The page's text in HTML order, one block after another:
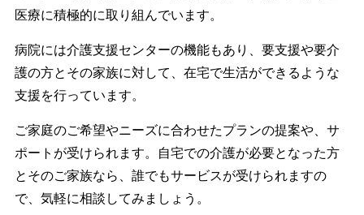
医療に積極的に取り組んでいます。
病院には介護支援センターの機能もあり、要支援や要介
護の方とその家族に対して、在宅で生活ができるような
支援を行っています。
ご家庭のご希望やニーズに合わせたプランの提案や、サ
ポートが受けられます。自宅での介護が必要となった方
とそのご家族なら、誰でもサービスが受けられますの
で、気軽に相談してみましょう。